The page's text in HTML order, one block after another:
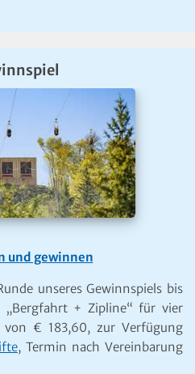
und gewinnen
unseres Gewinnspiels bis
„Bergfahrt + Zipline“ für vier
von € 183,60, zur Verfügung
, Termin nach Vereinbarung